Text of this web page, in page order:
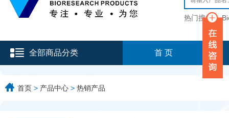
热门搜索：
全部商品分类 首 页
首页 > 产品中心 > 热销产品